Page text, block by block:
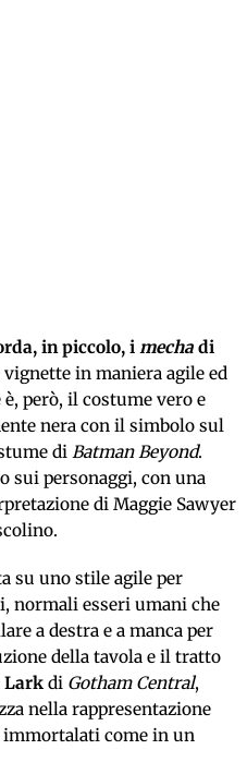
in piccolo, i mecha di
in maniera agile ed
però, il costume vero e
nera con il simbolo sul
di Batman Beyond.
sui personaggi, con una
di Maggie Sawyer
su uno stile agile per
normali esseri umani che
a destra e a manca per
della tavola e il tratto
Lark di Gotham Central,
nella rappresentazione
come in un